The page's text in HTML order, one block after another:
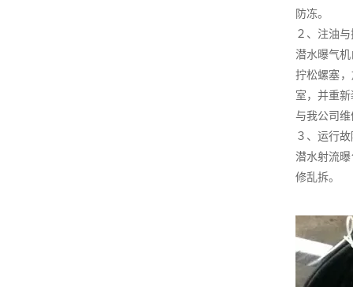
防冻。
２、注油
潜水曝气
拧松螺塞
室，并重
与我公司
３、运行
潜水射流
修乱拆。